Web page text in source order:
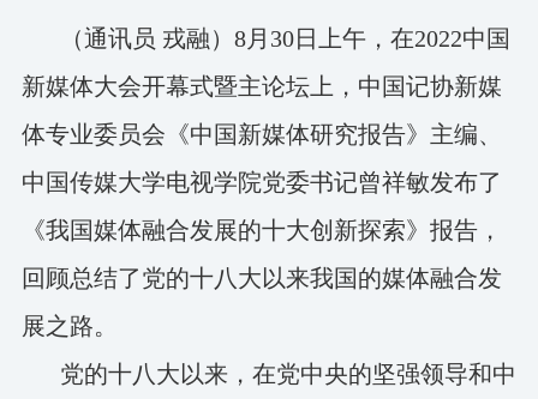
（通讯员 戎融）8月30日上午，在2022中国
新媒体大会开幕式暨主论坛上，中国记协新媒
体专业委员会《中国新媒体研究报告》主编、
中国传媒大学电视学院党委书记曾祥敏发布了
《我国媒体融合发展的十大创新探索》报告，
回顾总结了党的十八大以来我国的媒体融合发
展之路。
党的十八大以来，在党中央的坚强领导和中